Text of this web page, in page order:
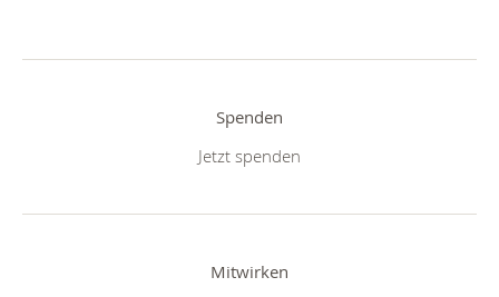
Spenden
Jetzt spenden
Mitwirken